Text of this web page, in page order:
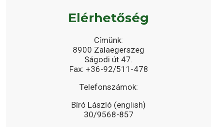
Elérhetőség
Címünk:
8900 Zalaegerszeg
Ságodi út 47.
Fax: +36-92/511-478
Telefonszámok:
Bíró László (english)
30/9568-857